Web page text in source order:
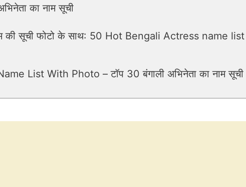
का नाम सूची
की सूची फोटो के साथ: 50 Hot Bengali Actress name list
List With Photo – टॉप 30 बंगाली अभिनेता का नाम सूची